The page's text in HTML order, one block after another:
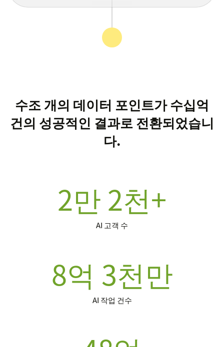
수조 개의 데이터 포인트가 수십억
건의 성공적인 결과로 전환되었습니
다.
2만 2천+
AI 고객 수
8억 3천만
AI 작업 건수